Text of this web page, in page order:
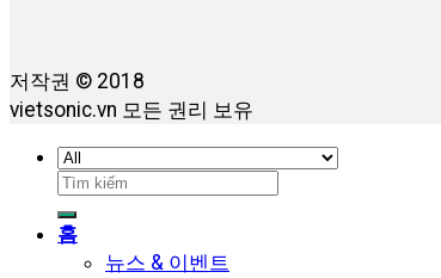
저작권 © 2018
vietsonic.vn 모든 권리 보유
검
색:
홈
뉴스 & 이벤트